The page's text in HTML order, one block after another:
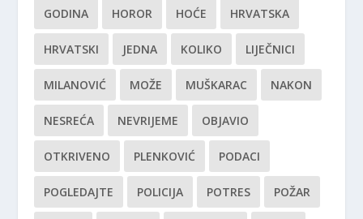
GODINA HOROR HOĆE HRVATSKA
HRVATSKI JEDNA KOLIKO LIJEČNICI
MILANOVIĆ MOŽE MUŠKARAC NAKON
NESREĆA NEVRIJEME OBJAVIO
OTKRIVENO PLENKOVIĆ PODACI
POGLEDAJTE POLICIJA POTRES POŽAR